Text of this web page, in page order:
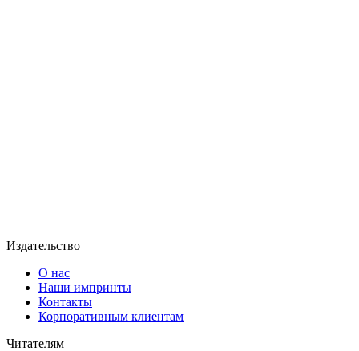
Издательство
О нас
Наши импринты
Контакты
Корпоративным клиентам
Читателям